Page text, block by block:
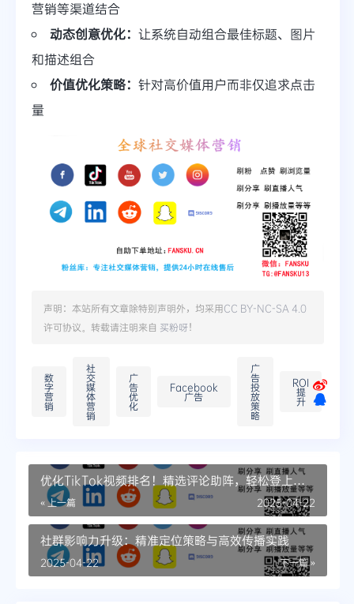
营销等渠道结合
动态创意优化： 让系统自动组合最佳标题、图片
和描述组合
价值优化策略： 针对高价值用户而非仅追求点击
量
声明：本站所有文章除特别声明外，均采用CC BY-NC-SA 4.0
许可协议。转载请注明来自 买粉呀！
数
字
营
销
社
交
媒
体
营
销
广
告
优
化
Facebook
广告
广
告
投
放
策
略
ROI
提
升
优化TikTok视频排名！精选评论助阵，轻松登上热
门推荐
« 上一篇 2025-04-22
社群影响力升级：精准定位策略与高效传播实践
下一篇 »
2025-04-22